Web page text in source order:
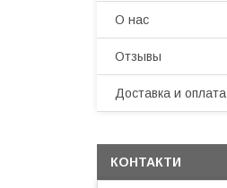
О нас
Отзывы
Доставка и оплата
КОНТАКТИ